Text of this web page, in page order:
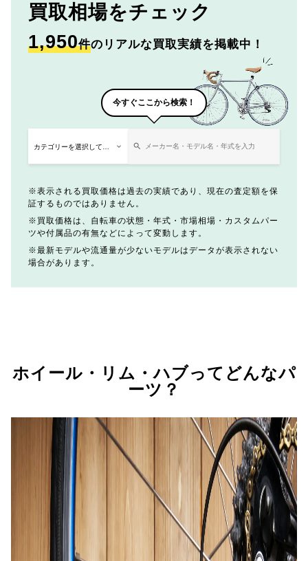
買取相場をチェック
1,950件のリアルな買取実績を掲載中！
今すぐここから検索！
表示される買取価格は過去の実績であり、現在の査定額を保
証するものではありません。
買取価格は、自転車の状態・年式・市場相場・カスタムパー
ツや付属品の有無などによって変動します。
最新モデルや流通量が少ないモデルはデータが表示されない
場合があります。
ホイール・リム・ハブってどんなパ
ーツ？